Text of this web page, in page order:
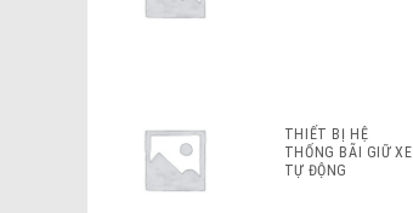
THIẾT BỊ HỆ
THỐNG BÃI GIỮ XE
TỰ ĐỘNG